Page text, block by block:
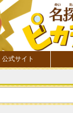
公式サイト